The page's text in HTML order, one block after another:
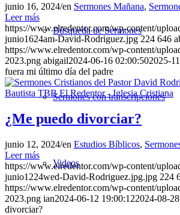
Búsqueda de Sermones
Sermones con transcripciones
Videos
junio 16, 2024/en Sermones Mañana,
Leer más
https://www.elredentor.com/wp-content/
junio1624am-David-Rodriguez.jpg 224 646
https://www.elredentor.com/wp-content/
2023.png abigail2024-06-16 02:00:502025-
fuera mi último día del padre
¿Me puedo divorciar?
junio 12, 2024/en Estudios Bíblicos,
Leer más
https://www.elredentor.com/wp-content/
junio1224wed-David-Rodriguez.jpg.jpg 224
https://www.elredentor.com/wp-content/
2023.png ian2024-06-12 19:00:122024-08-
divorciar?